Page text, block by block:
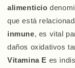
alimenticio
que está
inmune, es vital
daños oxidativos
Vitamina E es